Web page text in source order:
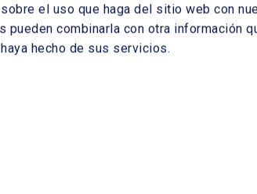
el uso que haga del sitio web con
pueden combinarla con otra información
hecho de sus servicios.